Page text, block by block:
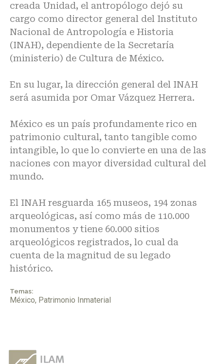
creada Unidad, el antropólogo dejó su
cargo como director general del Instituto
Nacional de Antropología e Historia
(INAH), dependiente de la Secretaría
(ministerio) de Cultura de México.
En su lugar, la dirección general del INAH
será asumida por Omar Vázquez Herrera.
México es un país profundamente rico en
patrimonio cultural, tanto tangible como
intangible, lo que lo convierte en una de las
naciones con mayor diversidad cultural del
mundo.
El INAH resguarda 165 museos, 194 zonas
arqueológicas, así como más de 110.000
monumentos y tiene 60.000 sitios
arqueológicos registrados, lo cual da
cuenta de la magnitud de su legado
histórico.
Temas:
México, Patrimonio Inmaterial